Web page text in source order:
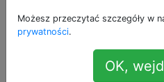
18
Chcę
sparowanego z
mojego
Możesz przeczytać szczegóły w
prywatności.
OK,